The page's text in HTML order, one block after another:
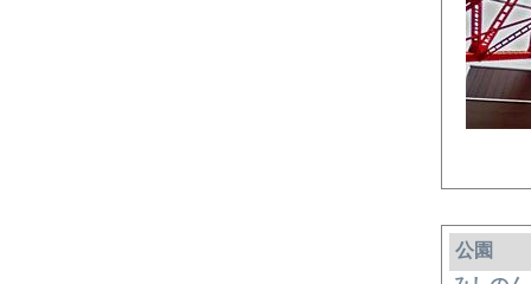
公園